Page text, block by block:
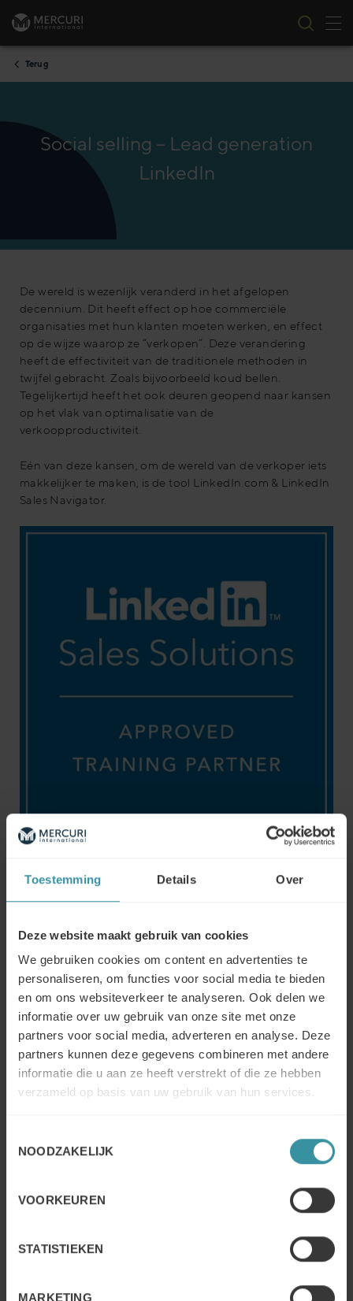
Toestemming Details Over
Deze website maakt gebruik van cookies
We gebruiken cookies om content en advertenties te
personaliseren, om functies voor social media te bieden
en om ons websiteverkeer te analyseren. Ook delen we
informatie over uw gebruik van onze site met onze
partners voor social media, adverteren en analyse. Deze
partners kunnen deze gegevens combineren met andere
informatie die u aan ze heeft verstrekt of die ze hebben
verzameld op basis van uw gebruik van hun services.
NOODZAKELIJK
VOORKEUREN
STATISTIEKEN
MARKETING
Ga naar inhoud
Terug
Social selling – Lead generation
LinkedIn
De wereld is wezenlijk veranderd in het afgelopen
decennium. Dit heeft effect op hoe commerciële
organisaties met hun klanten moeten werken, en effect
op de wijze waarop ze “verkopen”. Deze verandering
heeft de effectiviteit van de traditionele methoden in
twijfel gebracht. Zoals bijvoorbeeld koud bellen.
Tegelijkertijd heeft het ook deuren geopend naar kansen
op het vlak van optimalisatie van de
verkoopproductiviteit.
Eén van deze kansen, om de wereld van de verkoper iets
makkelijker te maken, is de tool LinkedIn.com & LinkedIn
Sales Navigator.
Mercuri International is in 2015 een strategisch
onze trainers geaccrediteerd zijn en het LinkedIn’s
geven we ook training voor de LinkedIn.com basis tool.
Programma:
Introductie: trends in sales
Wat is social selling: do’s and dont’s
SSI (Social Selling Index)
Bouwen aan een sterk profiel
Connectie maken met klanten en prospects ( bouwen
Wie?
Maken van zoekopdrachten, opslaan van